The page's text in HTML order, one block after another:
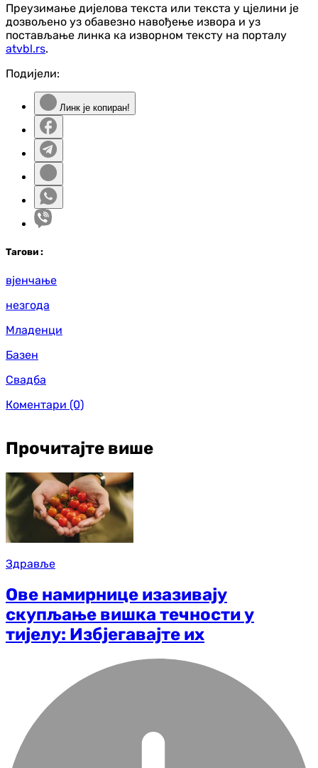
Преузимање дијелова текста или текста у цјелини је
дозвољено уз обавезно навођење извора и уз
постављање линка ка изворном тексту на порталу
atvbl.rs.
Подијели:
Линк је копиран!
Тагови :
вјенчање
незгода
Младенци
Базен
Свадба
Коментари (0)
Прочитајте више
Здравље
Ове намирнице изазивају
скупљање вишка течности у
тијелу: Избјегавајте их